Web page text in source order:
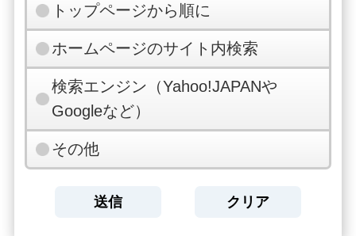
トップページから順に
ホームページのサイト内検索
検索エンジン（Yahoo!JAPANや
Googleなど）
その他